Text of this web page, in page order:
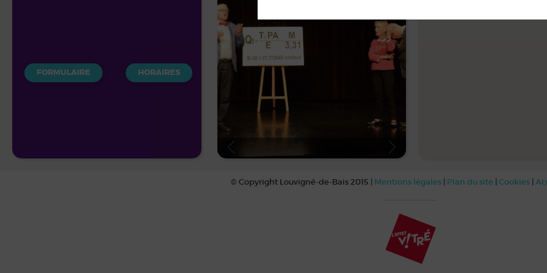
FORMULAIRE HORAIRES
© Copyright Louvigné-de-Bais 2015 | Mentions légales| Plan du site | Cookies|